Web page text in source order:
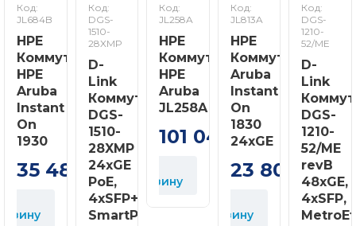
Код:
JL684B
HPE
Коммутатор
HPE
Aruba
Instant
On
1930
35 480 грн
Код:
DGS-
1510-
28XMP
D-
Link
Коммутатор
DGS-
1510-
28XMP
24xGE
PoE,
4xSFP+,
SmartPro
Код:
JL258A
HPE
Коммутатор
HPE
Aruba
JL258A
101 040 грн
корзину
Код:
JL813A
HPE
Коммутатор
Aruba
Instant
On
1830
24xGE
23 800
грн
корзину
Код:
DGS-
1210-
52/ME
D-
Link
DGS-
1210-
52/ME
revB
48xGE,
4xSFP,
В